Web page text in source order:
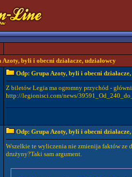
Azoty, byli i obecni działacze, udziałowcy
Odp: Grupa Azoty, byli i obecni działacze,
Z biletów Legia ma ogromny przychód -
http://legionisci.com/news/
Odp: Grupa Azoty, byli i obecni działacze,
Wszelkie te wyliczenia nie zmienija faktów ze
drużyny?Taki sam argument.